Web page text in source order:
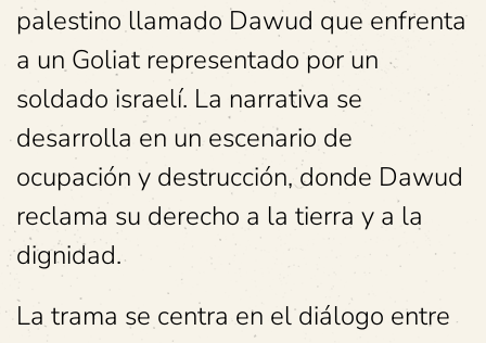
palestino llamado Dawud que enfrenta
a un Goliat representado por un
soldado israelí. La narrativa se
desarrolla en un escenario de
ocupación y destrucción, donde Dawud
reclama su derecho a la tierra y a la
dignidad.
La trama se centra en el diálogo entre